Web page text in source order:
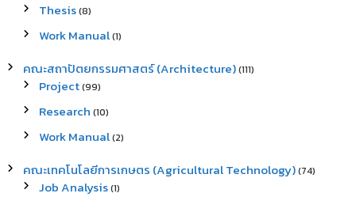
Thesis(8)
Work Manual(1)
คณะสถาปัตยกรรมศาสตร์ (Architecture)(111)
Project(99)
Research (10)
Work Manual(2)
คณะเทคโนโลยีการเกษตร (Agricultural Technology)(74)
Job Analysis(1)